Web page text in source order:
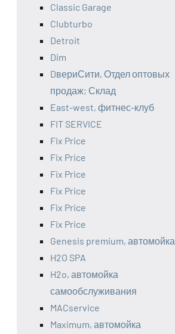
Classic Garage
Clubturbo
Detroit
Dim
DвериСити, Отдел оптовых
продаж; Склад
East-west, фитнес-клуб
FIT SERVICE
Fix Price
Fix Price
Fix Price
Fix Price
Fix Price
Fix Price
Genesis premium, автомойка
H2O SPA
H2o, автомойка
самообслуживания
MACservice
Maximum, автомойка